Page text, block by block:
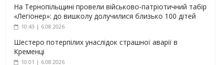
На Тернопільщині провели військово-патріотичний табір
«Легіонер»: до вишколу долучилися близько 100 дітей
10:43 | 6.08.2026
Шестеро потерпілих унаслідок страшної аварії в
Кременці
10:01 | 6.08.2026